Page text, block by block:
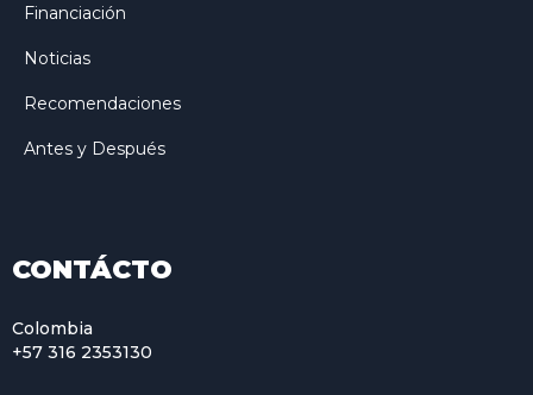
Financiación
Noticias
Recomendaciones
Antes y Después
CONTÁCTO
Colombia
+57 316 2353130